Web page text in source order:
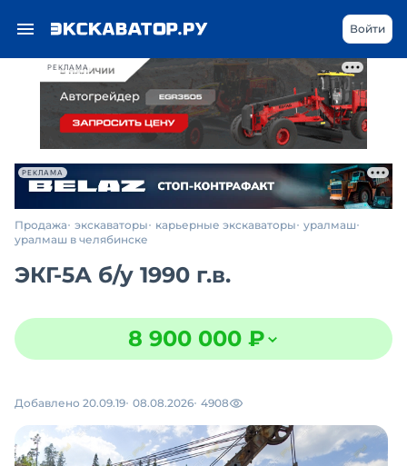
РЕКЛАМА
Войти
РЕКЛАМА
Продажа экскаваторы карьерные экскаваторы уралмаш
уралмаш в челябинске
ЭКГ-5А б/у 1990 г.в.
8 900 000 ₽
Добавлено 20.09.19 08.08.2026 4908